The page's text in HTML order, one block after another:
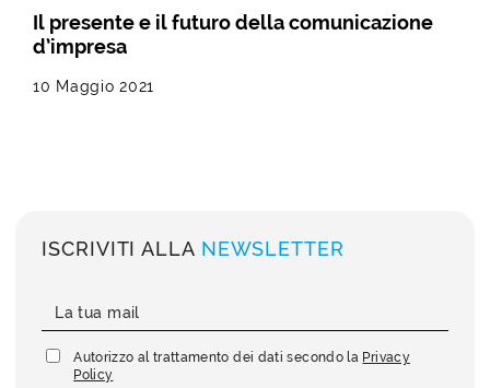
Il presente e il futuro della comunicazione
d’impresa
10 Maggio 2021
ISCRIVITI ALLA NEWSLETTER
Autorizzo al trattamento dei dati secondo la Privacy
Policy